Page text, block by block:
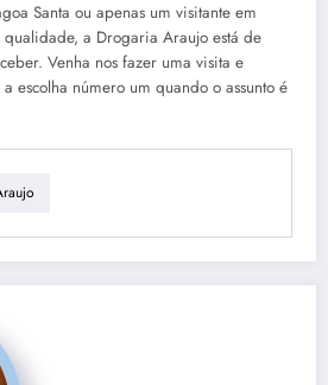
Santa ou apenas um visitante em
qualidade, a Drogaria Araujo está de
Venha nos fazer uma visita e
escolha número um quando o assunto é